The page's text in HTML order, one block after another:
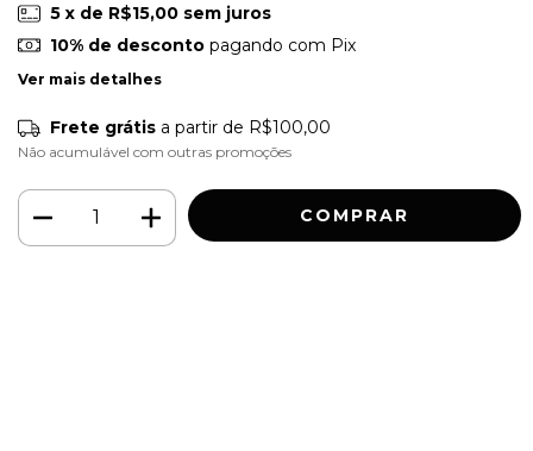
5 x de R$15,00 sem juros
10% de descontopagando com Pix
Ver mais detalhes
Frete grátis a partir de R$100,00
Não acumulável com outras promoções